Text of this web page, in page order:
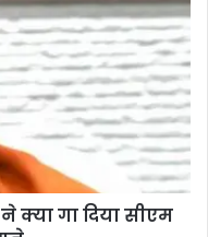
क्या गा दिया सीएम